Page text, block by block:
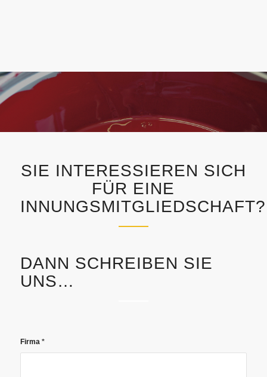
SIE INTERESSIEREN SICH
FÜR EINE
INNUNGSMITGLIEDSCHAFT?
DANN SCHREIBEN SIE
UNS…
Firma *